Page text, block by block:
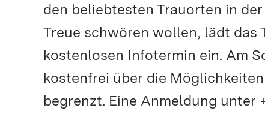
den beliebtesten Trauorten in
Treue schwören wollen, lädt das
kostenlosen Infotermin ein. Am
kostenfrei über die
begrenzt. Eine Anmeldung unter